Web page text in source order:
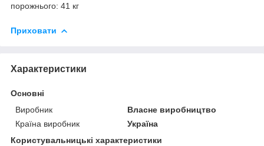
порожнього: 41 кг
Приховати
Характеристики
Основні
Виробник
Власне виробництво
Країна виробник
Україна
Користувальницькі характеристики